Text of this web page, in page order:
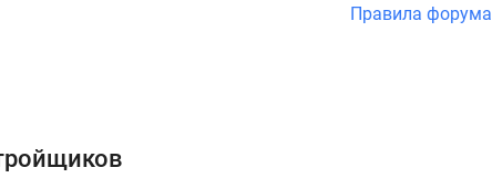
Правила форума